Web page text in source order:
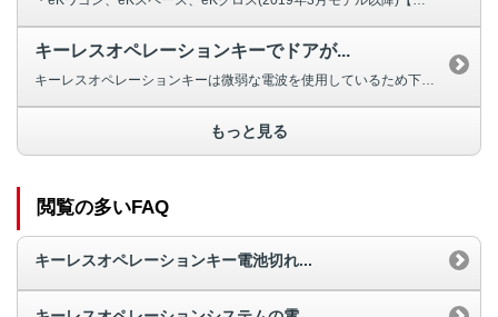
キーレスオペレーションキーでドアが...
キーレスオペレーションキーは微弱な電波を使用しているため下記のような場合、...
もっと見る
閲覧の多いFAQ
キーレスオペレーションキー電池切れ...